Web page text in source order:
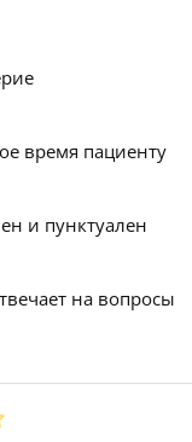
время пациенту
и пунктуален
на вопросы